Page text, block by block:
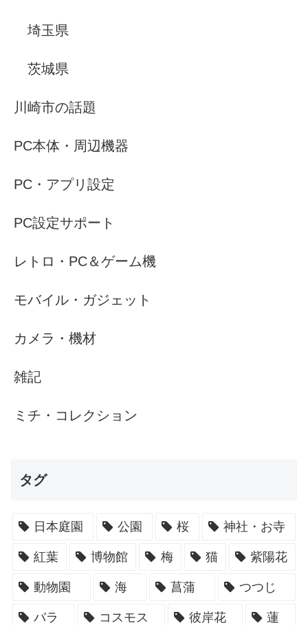
埼玉県
茨城県
川崎市の話題
PC本体・周辺機器
PC・アプリ設定
PC設定サポート
レトロ・PC＆ゲーム機
モバイル・ガジェット
カメラ・機材
雑記
ミチ・コレクション
タグ
日本庭園 公園 桜 神社・お寺
紅葉 博物館 梅 猫 紫陽花
動物園 海 菖蒲 つつじ
バラ コスモス 彼岸花 蓮